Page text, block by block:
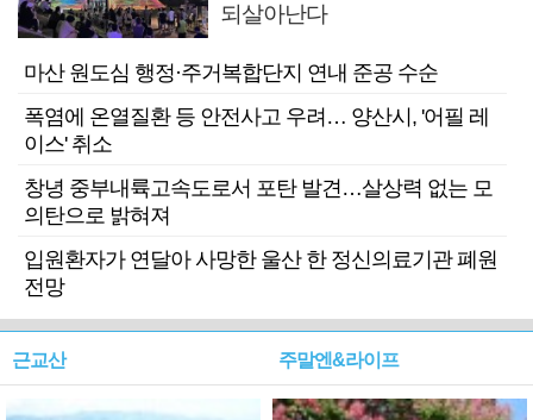
되살아난다
마산 원도심 행정·주거복합단지 연내 준공 수순
폭염에 온열질환 등 안전사고 우려… 양산시, '어필 레
이스' 취소
창녕 중부내륙고속도로서 포탄 발견…살상력 없는 모
의탄으로 밝혀져
입원환자가 연달아 사망한 울산 한 정신의료기관 폐원
전망
근교산 주말엔&라이프